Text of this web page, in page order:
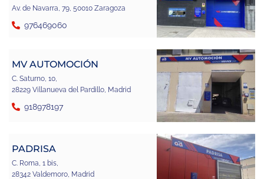
Av. de Navarra, 79, 50010 Zaragoza
976469060
MV AUTOMOCIÓN
C. Saturno, 10,
28229 Villanueva del Pardillo, Madrid
918978197
PADRISA
C. Roma, 1 bis,
28342 Valdemoro, Madrid